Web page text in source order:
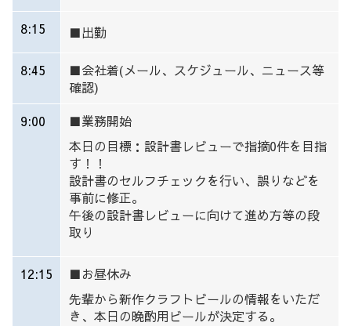
8:15 ■出勤
8:45
■会社着(メール、スケジュール、ニュース等
確認)
9:00
■業務開始
本日の目標：設計書レビューで指摘0件を目指
す！！
設計書のセルフチェックを行い、誤りなどを
事前に修正。
午後の設計書レビューに向けて進め方等の段
取り
12:15
■お昼休み
先輩から新作クラフトビールの情報をいただ
き、本日の晩酌用ビールが決定する。